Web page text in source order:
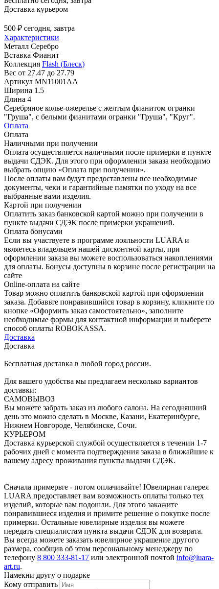
Доставка курьером
500 ₽ сегодня, завтра
Характеристики
Металл Серебро
Вставка Фианит
Коллекция Flash (Блеск)
Вес от 27.47 до 27.79
Артикул MN11001AA
Ширина 1.5
Длина 4
Серебряное колье-ожерелье с желтым фианитом огранки
"Груша", с белыми фианитами огранки "Груша", "Круг".
Оплата
Оплата
Наличными при получении
Оплата осуществляется наличными после примерки в пункте
выдачи СДЭК. Для этого при оформлении заказа необходимо
выбрать опцию «Оплата при получении».
После оплаты вам будут предоставлены все необходимые
документы, чеки и гарантийные памятки по уходу на все
выбранные вами изделия.
Картой при получении
Оплатить заказ банковской картой можно при получении в
пункте выдачи СДЭК после примерки украшений.
Оплата бонусами
Если вы участвуете в программе лояльности LUARA и
являетесь владельцем нашей дисконтной карты, при
оформлении заказа вы можете воспользоваться накоплениями
для оплаты. Бонусы доступны в корзине после регистрации на
сайте
Online-оплата на сайте
Товар можно оплатить банковской картой при оформлении
заказа. Добавьте понравившийся товар в корзину, кликните по
кнопке «Оформить заказ самостоятельно», заполните
необходимые формы для контактной информации и выберете
способ оплаты ROBOKASSA.
Доставка
Доставка
Бесплатная доставка в любой город россии.
Для вашего удобства мы предлагаем несколько вариантов
доставки:
САМОВЫВОЗ
Вы можете забрать заказ из любого салона. На сегодняшний
день это можно сделать в Москве, Казани, Екатеринбурге,
Нижнем Новгороде, Челябинске, Сочи.
КУРЬЕРОМ
Доставка курьерской службой осуществляется в течении 1-7
рабочих дней с момента подтверждения заказа в ближайшие к
вашему адресу проживания пункты выдачи СДЭК.
Сначала примерьте - потом оплачивайте! Ювелирная галерея
LUARA предоставляет вам возможность оплаты только тех
изделий, которые вам подошли. Для этого закажите
понравившиеся изделия и примите решение о покупке после
примерки. Остальные ювелирные изделия вы можете
передать специалистам пункта выдачи СДЭК для возврата.
Вы всегда можете заказать ювелирное украшение другого
размера, сообщив об этом персональному менеджеру по
телефону 8 800 333-81-17 или электронной почтой info@luara-
art.ru.
Намекни другу о подарке
Кому отправить